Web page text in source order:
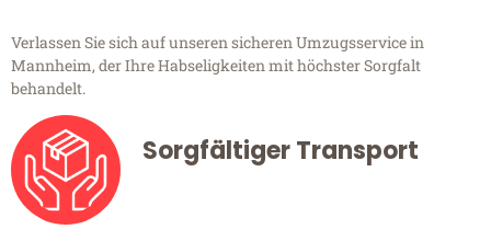
Verlassen Sie sich auf unseren sicheren Umzugsservice in
Mannheim, der Ihre Habseligkeiten mit höchster Sorgfalt
behandelt.
Sorgfältiger Transport